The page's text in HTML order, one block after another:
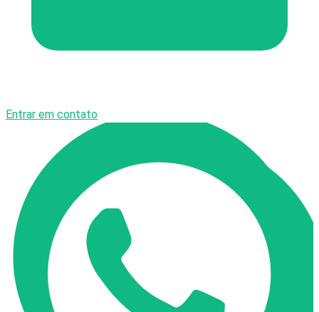
Entrar em contato